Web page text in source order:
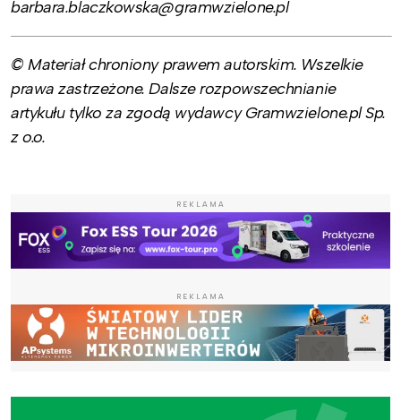
barbara.blaczkowska@gramwzielone.pl
© Materiał chroniony prawem autorskim. Wszelkie
prawa zastrzeżone. Dalsze rozpowszechnianie
artykułu tylko za zgodą wydawcy Gramwzielone.pl Sp.
z o.o.
REKLAMA
REKLAMA